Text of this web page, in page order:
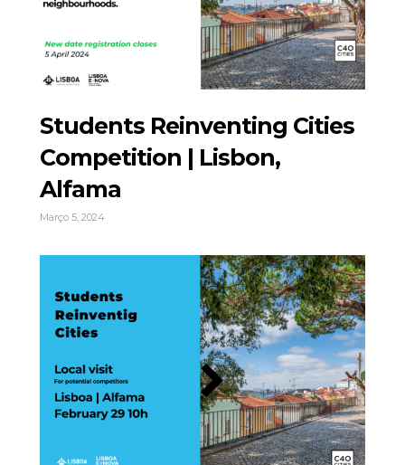
Students Reinventing Cities
Competition | Lisbon,
Alfama
Março 5, 2024